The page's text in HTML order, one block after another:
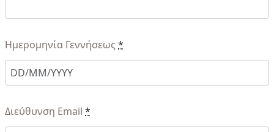
Ημερομηνία Γεννήσεως *
Διεύθυνση Email *